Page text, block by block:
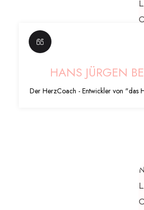
HANS JÜRGEN
Der HerzCoach - Entwickler von "das